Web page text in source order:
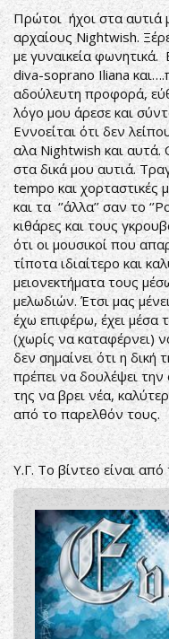
Πρώτοι ήχοι στα αυτιά
αρχαίους Nightwish.
με γυναικεία
diva-soprano Iliana
αδούλευτη προφορά,
λόγο μου άρεσε και
Εννοείται ότι δεν
αλα Nightwish και αυτά.
στα δικά μου αυτιά.
tempo και
και τα ‘’άλλα’’ σαν το
κιθάρες και τους
ότι οι μουσικοί που
τίποτα ιδιαίτερο και
μειονεκτήματα τους
μελωδιών. Έτσι μας
έχω επιφέρω, έχει μέσα
(χωρίς να καταφέρνει)
δεν σημαίνει ότι η
πρέπει να δουλέψει
της να βρει νέα,
από το παρελθόν τους.
Υ.Γ. Το βίντεο είναι